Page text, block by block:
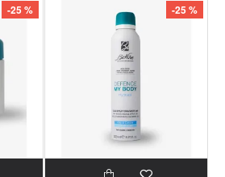
-25 % -25 %